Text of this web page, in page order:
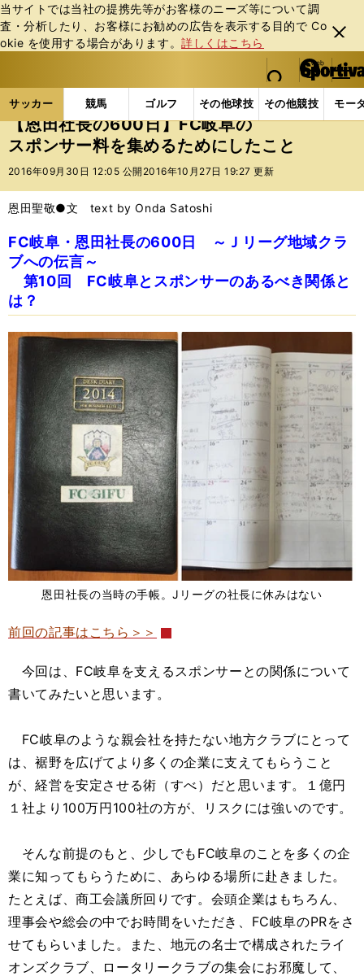
当サイトでは当社の提携先等がお客様のニーズ等について調
査・分析したり、お客様にお勧めの広告を表⽰する⽬的で Co
okie を使⽤する場合があります。詳しくはこちら
閉じ
る
web Sportiva (webスポルティーバ)
検索
マイペ
ー
ジ
メニュ
サッカー 競馬 ゴルフ その他球技 その他競技 モー
ス
ポ
ル
バ
サッカーの記事一覧 Jリーグ他 Jリーグ 【恩田
【恩田社長の600日】FC岐阜の
スポンサー料を集めるためにしたこと
2016年09月30日 12:05 公開 2016年10月27日 19:27 更新
恩田聖敬●文 text by Onda Satoshi
FC岐阜・恩田社長の600日 ～Ｊリーグ地域クラ
ブへの伝言～
第10回 FC岐阜とスポンサーのあるべき関係と
は？
恩田社長の当時の手帳。Jリーグの社長に休みはない
前回の記事はこちら＞＞
今回は、FC岐阜を支えるスポンサーとの関係について
書いてみたいと思います。
FC岐阜のような親会社を持たない地方クラブにとって
は、裾野を広げてより多くの企業に支えてもらうこと
が、経営を安定させる術（すべ）だと思います。１億円
１社より100万円100社の方が、リスクには強いのです。
そんな前提のもと、少しでもFC岐阜のことを多くの企
業に知ってもらうために、あらゆる場所に赴きました。
たとえば、商工会議所回りです。会頭企業はもちろん、
理事会や総会の中でお時間をいただき、FC岐阜のPRをさ
せてもらいました。また、地元の名士で構成されたライ
オンズクラブ、ロータリークラブの集会にお邪魔して、